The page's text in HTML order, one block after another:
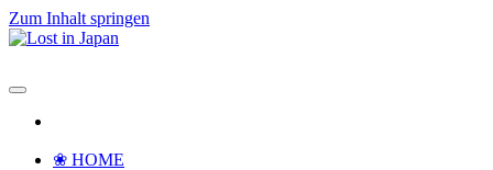
Zum Inhalt springen
❀ HOME